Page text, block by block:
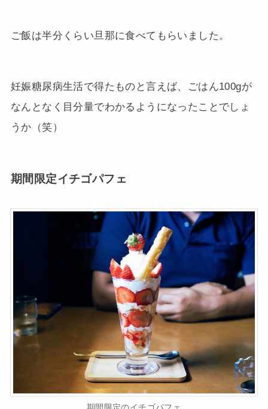
ご飯は半分くらい旦那に食べてもらいました。
妊娠糖尿病生活で得たものと言えば、ごはん100gが
なんとなく目分量でわかるようになったことでしょ
うか（笑）
期間限定イチゴパフェ